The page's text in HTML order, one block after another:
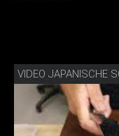
VIDEO JAPANISCHE